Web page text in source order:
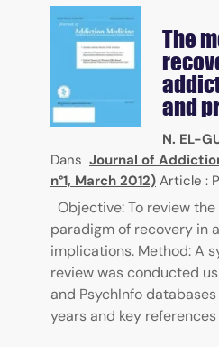
The
and
N. EL-
Dans Journal of
n°1, March 2012) Article :
Objective: To review
paradigm of recovery in
implications. Method: A
review was conducted
and PsychInfo
years and key references